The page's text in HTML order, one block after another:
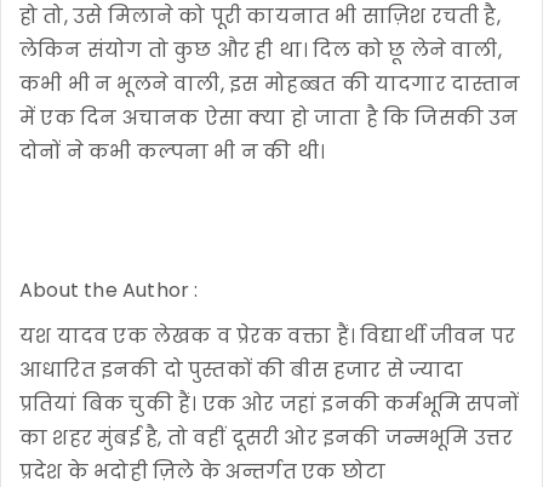
हो तो, उसे मिलाने को पूरी कायनात भी साज़िश रचती है,
लेकिन संयोग तो कुछ और ही था। दिल को छू लेने वाली,
कभी भी न भूलने वाली, इस मोहब्बत की यादगार दास्तान
में एक दिन अचानक ऐसा क्या हो जाता है कि जिसकी उन
दोनों ने कभी कल्पना भी न की थी।
About the Author :
यश यादव एक लेखक व प्रेरक वक्ता हैं। विद्यार्थी जीवन पर
आधारित इनकी दो पुस्तकों की बीस हजार से ज्यादा
प्रतियां बिक चुकी हैं। एक ओर जहां इनकी कर्मभूमि सपनों
का शहर मुंबई है, तो वहीं दूसरी ओर इनकी जन्मभूमि उत्तर
प्रदेश के भदोही ज़िले के अन्तर्गत एक छोटा